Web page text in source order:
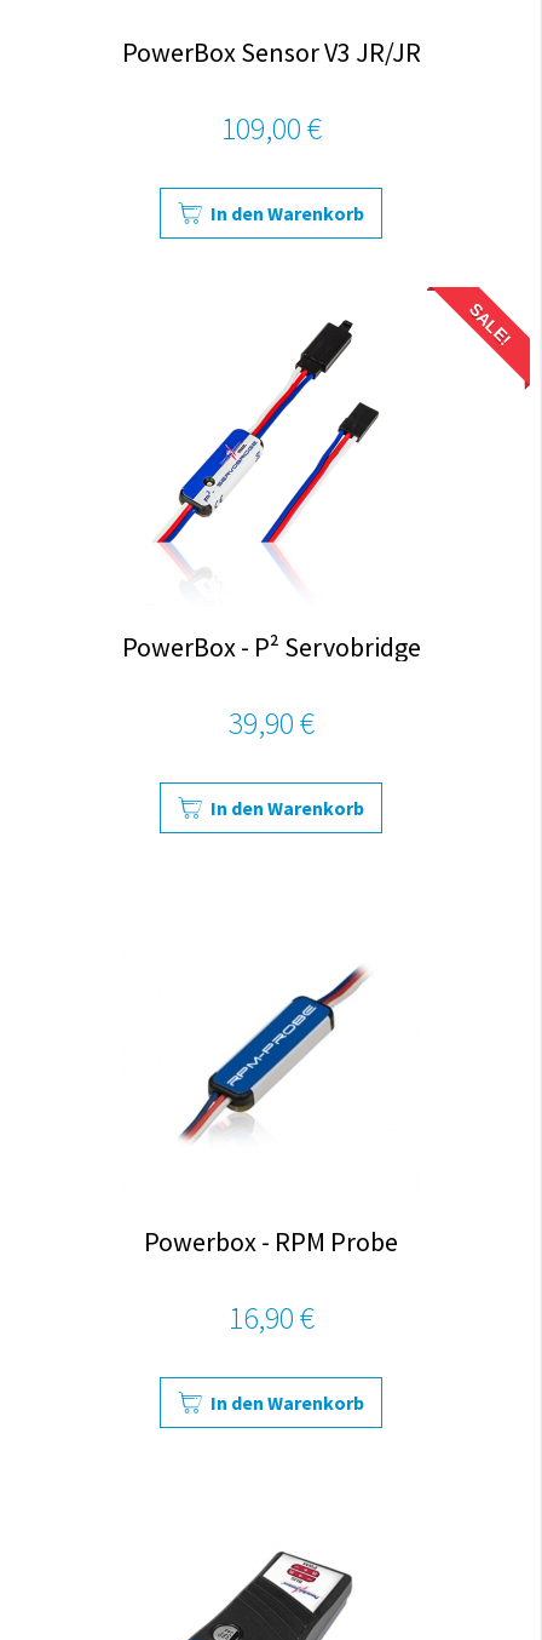
PowerBox Sensor V3 JR/JR
109,00 €
In den Warenkorb
SALE!
PowerBox - P² Servobridge
39,90 €
In den Warenkorb
Powerbox - RPM Probe
16,90 €
In den Warenkorb